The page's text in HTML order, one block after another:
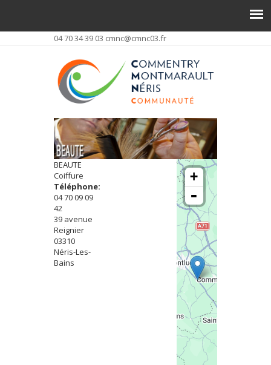
04 70 34 39 03 cmnc@cmnc03.fr
BEAUTE
Coiffure
Téléphone:
04 70 09 09
42
39 avenue
Reignier
03310
Néris-Les-
Bains
+
-